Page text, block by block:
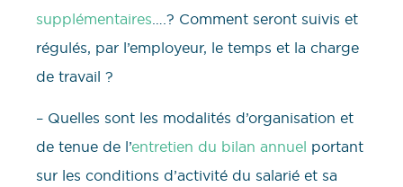
supplémentaires ….? Comment seront suivis et
régulés, par l’employeur, le temps et la charge
de travail ?
– Quelles sont les modalités d’organisation et
de tenue de l’entretien du bilan annuel portant
sur les conditions d’activité du salarié et sa